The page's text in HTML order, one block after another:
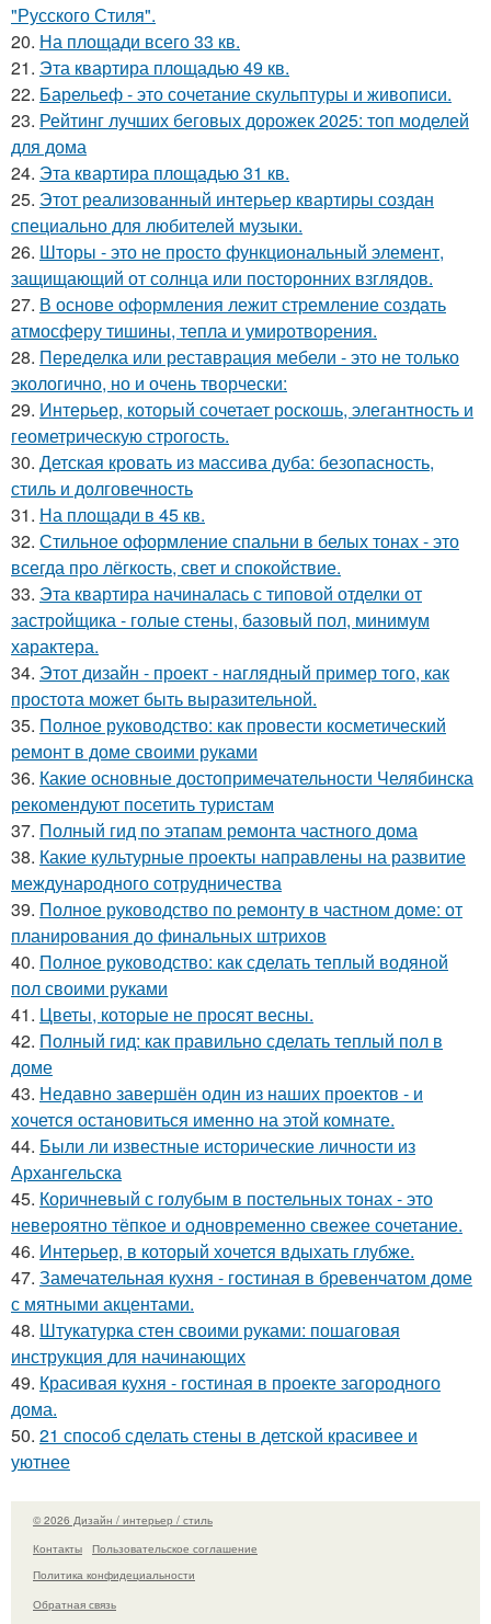
"Русского Стиля".
20. На площади всего 33 кв.
21. Эта квартира площадью 49 кв.
22. Барельеф - это сочетание скульптуры и живописи.
23. Рейтинг лучших беговых дорожек 2025: топ моделей
для дома
24. Эта квартира площадью 31 кв.
25. Этот реализованный интерьер квартиры создан
специально для любителей музыки.
26. Шторы - это не просто функциональный элемент,
защищающий от солнца или посторонних взглядов.
27. В основе оформления лежит стремление создать
атмосферу тишины, тепла и умиротворения.
28. Переделка или реставрация мебели - это не только
экологично, но и очень творчески:
29. Интерьер, который сочетает роскошь, элегантность и
геометрическую строгость.
30. Детская кровать из массива дуба: безопасность,
стиль и долговечность
31. На площади в 45 кв.
32. Стильное оформление спальни в белых тонах - это
всегда про лёгкость, свет и спокойствие.
33. Эта квартира начиналась с типовой отделки от
застройщика - голые стены, базовый пол, минимум
характера.
34. Этот дизайн - проект - наглядный пример того, как
простота может быть выразительной.
35. Полное руководство: как провести косметический
ремонт в доме своими руками
36. Какие основные достопримечательности Челябинска
рекомендуют посетить туристам
37. Полный гид по этапам ремонта частного дома
38. Какие культурные проекты направлены на развитие
международного сотрудничества
39. Полное руководство по ремонту в частном доме: от
планирования до финальных штрихов
40. Полное руководство: как сделать теплый водяной
пол своими руками
41. Цветы, которые не просят весны.
42. Полный гид: как правильно сделать теплый пол в
доме
43. Недавно завершён один из наших проектов - и
хочется остановиться именно на этой комнате.
44. Были ли известные исторические личности из
Архангельска
45. Коричневый с голубым в постельных тонах - это
невероятно тёпкое и одновременно свежее сочетание.
46. Интерьер, в который хочется вдыхать глубже.
47. Замечательная кухня - гостиная в бревенчатом доме
с мятными акцентами.
48. Штукатурка стен своими руками: пошаговая
инструкция для начинающих
49. Красивая кухня - гостиная в проекте загородного
дома.
50. 21 способ сделать стены в детской красивее и
уютнее
© 2026 Дизайн / интерьер / стиль
Контакты
Пользовательское соглашение
Политика конфидециальности
Обратная связь